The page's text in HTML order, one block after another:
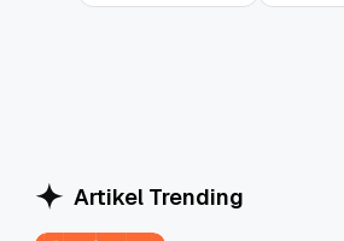
Artikel Trending